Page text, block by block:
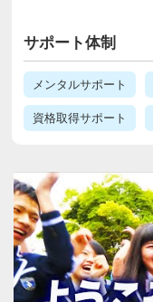
サポート体制
メンタルサポート
資格取得サポート